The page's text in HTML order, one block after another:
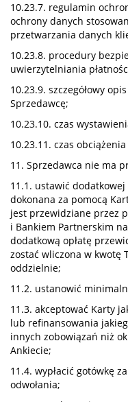
10.23.7. regulamin
ochrony danych
przetwarzania danych
10.23.8. procedury
uwierzytelniania
10.23.9. szczegółowy
Sprzedawcę;
10.23.10. czas
10.23.11. czas
11. Sprzedawca nie ma
11.1. ustawić dodatkowej
dokonana za pomocą
jest przewidziane przez
i Bankiem Partnerskim
dodatkową opłatę
zostać wliczona w kwotę
oddzielnie;
11.2. ustanowić
11.3. akceptować Karty
lub refinansowania
innych zobowiązań niż
Ankiecie;
11.4. wypłacić gotówkę
odwołania;